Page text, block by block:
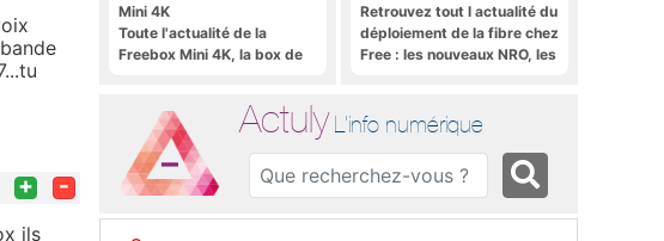
+ -
ils
Mini 4K
Toute l'actualité de la
Freebox Mini 4K, la box de
Retrouvez tout l actualité du
déploiement de la fibre chez
Free : les nouveaux NRO, les
Actuly L'info numérique